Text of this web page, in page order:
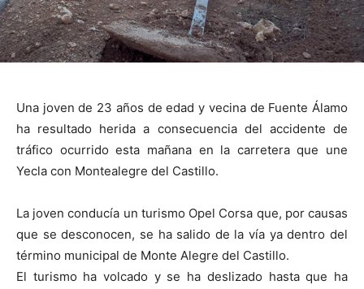
Una joven de 23 años de edad y vecina de Fuente Álamo
ha resultado herida a consecuencia del accidente de
tráfico ocurrido esta mañana en la carretera que une
Yecla con Montealegre del Castillo.
La joven conducía un turismo Opel Corsa que, por causas
que se desconocen, se ha salido de la vía ya dentro del
término municipal de Monte Alegre del Castillo.
El turismo ha volcado y se ha deslizado hasta que ha